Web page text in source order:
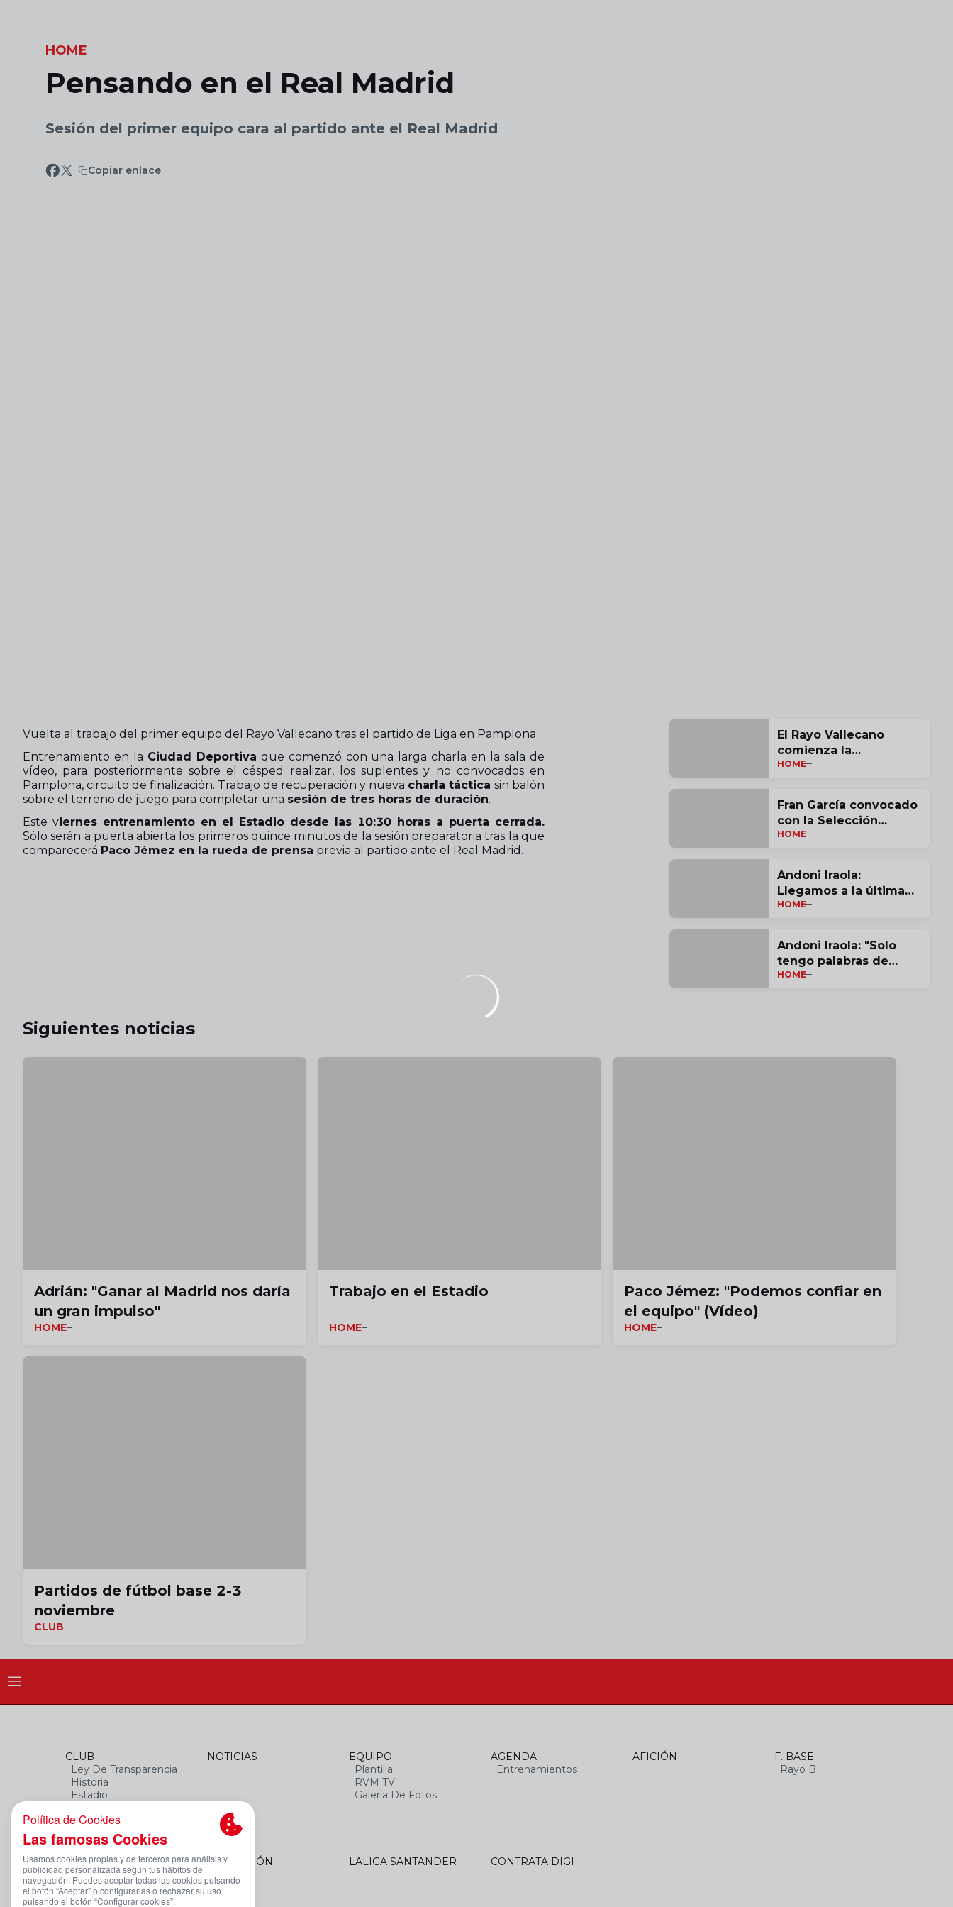
HOME
Pensando en el Real Madrid
Sesión del primer equipo cara al partido ante el Real Madrid
Copiar enlace
Vuelta al trabajo del primer equipo del Rayo Vallecano tras el partido de Liga en Pamplona.
Entrenamiento en la Ciudad Deportiva que comenzó con una larga charla en la sala de
vídeo, para posteriormente sobre el césped realizar, los suplentes y no convocados en
Pamplona, circuito de finalización. Trabajo de recuperación y nueva charla táctica sin balón
sobre el terreno de juego para completar una sesión de tres horas de duración.
Este viernes entrenamiento en el Estadio desde las 10:30 horas a puerta cerrada.
Sólo serán a puerta abierta los primeros quince minutos de la sesión preparatoria tras la que
comparecerá Paco Jémez en la rueda de prensa previa al partido ante el Real Madrid.
El Rayo Vallecano
comienza la
pretemporada
HOME
Fran García convocado
con la Selección
Española
HOME
Andoni Iraola:
Llegamos a la última
jornada con opciones |
HOME
Andoni Iraola: "Solo
tengo palabras de
agradecimiento por
HOME
Siguientes noticias
Adrián: "Ganar al Madrid nos daría
un gran impulso"
HOME
Trabajo en el Estadio
HOME
Paco Jémez: "Podemos confiar en
el equipo" (Vídeo)
HOME
Partidos de fútbol base 2-3
noviembre
CLUB
CLUB
Ley De Transparencia
Historia
Estadio
Datos Del Club
NOTICIAS
EQUIPO
Plantilla
RVM TV
Galería De Fotos
AGENDA
Entrenamientos
AFICIÓN
F. BASE
Rayo B
FEMENINO
Plantilla
FUNDACIÓN LALIGA SANTANDER CONTRATA DIGI